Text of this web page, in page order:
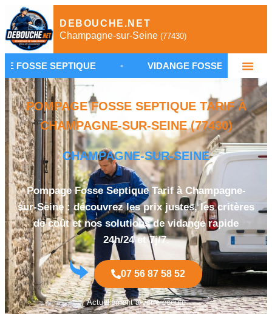
DEBOUCHE.NET
Champagne-sur-Seine (77430)
• VIDANGE FOSSE SEPTIQUE
POMPAGE FOSSE SEPTIQUE TARIF À
CHAMPAGNE-SUR-SEINE (77430)
CHAMPAGNE-SUR-SEINE
Pompage Fosse Septique Tarif à Champagne-
sur-Seine : découvrez les prix justes, les critères
de coût et nos solutions de vidange rapide
24h/24 et 7j/7.
07 56 87 58 52
Actuellement à votre écoute